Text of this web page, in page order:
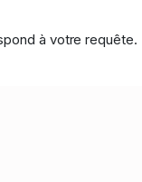
à votre requête.